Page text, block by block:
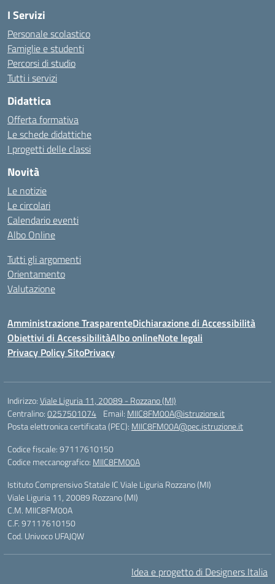
I Servizi
Personale scolastico
Famiglie e studenti
Percorsi di studio
Tutti i servizi
Didattica
Offerta formativa
Le schede didattiche
I progetti delle classi
Novità
Le notizie
Le circolari
Calendario eventi
Albo Online
Tutti gli argomenti
Orientamento
Valutazione
Amministrazione TrasparenteDichiarazione di Accessibilità
Obiettivi di AccessibilitàAlbo onlineNote legali
Privacy Policy SitoPrivacy
Indirizzo:Viale Liguria 11, 20089 - Rozzano (MI)
Centralino:0257501074 Email: MIIC8FM00A@istruzione.it
Posta elettronica certificata (PEC): MIIC8FM00A@pec.istruzione.it
Codice fiscale: 97117610150
Codice meccanografico: MIIC8FM00A
Istituto Comprensivo Statale IC Viale Liguria Rozzano (MI)
Viale Liguria 11, 20089 Rozzano (MI)
C.M. MIIC8FM00A
C.F. 97117610150
Cod. Univoco UFAJQW
Idea e progetto di Designers Italia